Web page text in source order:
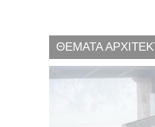
ΘΕΜΑΤΑ